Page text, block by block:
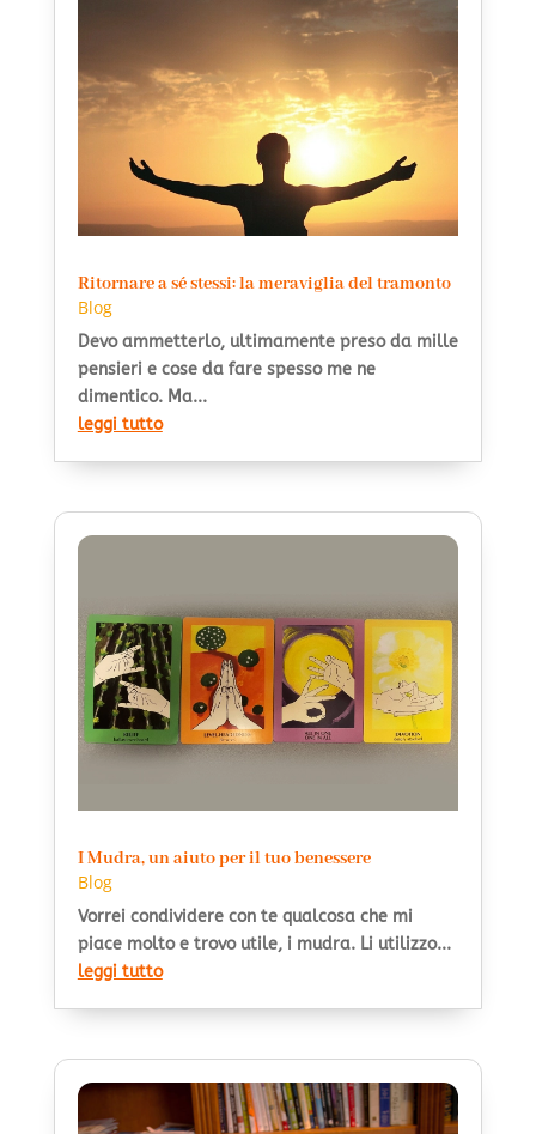
Ritornare a sé stessi: la meraviglia del tramonto
Blog
Devo ammetterlo, ultimamente preso da mille
pensieri e cose da fare spesso me ne
dimentico. Ma...
leggi tutto
I Mudra, un aiuto per il tuo benessere
Blog
Vorrei condividere con te qualcosa che mi
piace molto e trovo utile, i mudra. Li utilizzo...
leggi tutto